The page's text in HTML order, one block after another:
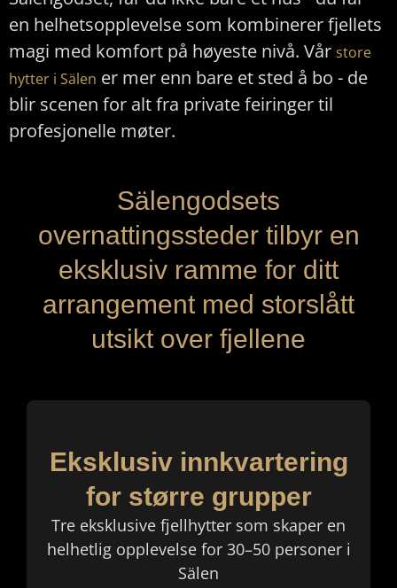
en helhetsopplevelse som kombinerer fjellets
magi med komfort på høyeste nivå. Vår store
hytter i Sälen er mer enn bare et sted å bo - de
blir scenen for alt fra private feiringer til
profesjonelle møter.
Sälengodsets
overnattingssteder tilbyr en
eksklusiv ramme for ditt
arrangement med storslått
utsikt over fjellene
Eksklusiv innkvartering
for større grupper
Tre eksklusive fjellhytter som skaper en
helhetlig opplevelse for 30–50 personer i
Sälen